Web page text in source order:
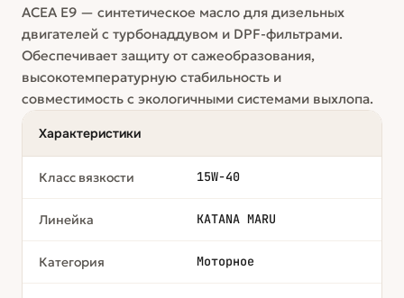
ACEA E9 — синтетическое масло для дизельных
двигателей с турбонаддувом и DPF-фильтрами.
Обеспечивает защиту от сажеобразования,
высокотемпературную стабильность и
совместимость с экологичными системами выхлопа.
Характеристики
Класс вязкости 15W-40
Линейка KATANA MARU
Категория Моторное